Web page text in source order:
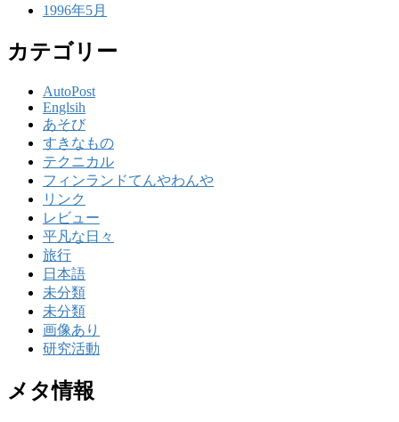
1996年5月
カテゴリー
AutoPost
Englsih
あそび
すきなもの
テクニカル
フィンランドてんやわんや
リンク
レビュー
平凡な日々
旅行
日本語
未分類
未分類
画像あり
研究活動
メタ情報